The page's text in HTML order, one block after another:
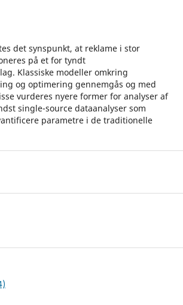
det synspunkt, at reklame i stor
på et for tyndt
Klassiske modeller omkring
og optimering gennemgås og med
vurderes nyere former for analyser af
single-source dataanalyser som
parametre i de traditionelle